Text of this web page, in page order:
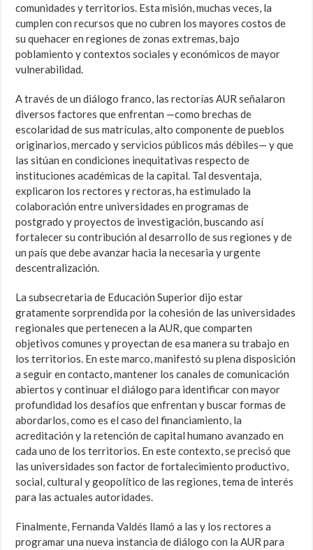
comunidades y territorios. Esta misión, muchas veces, la
cumplen con recursos que no cubren los mayores costos de
su quehacer en regiones de zonas extremas, bajo
poblamiento y contextos sociales y económicos de mayor
vulnerabilidad.
A través de un diálogo franco, las rectorías AUR señalaron
diversos factores que enfrentan —como brechas de
escolaridad de sus matrículas, alto componente de pueblos
originarios, mercado y servicios públicos más débiles— y que
las sitúan en condiciones inequitativas respecto de
instituciones académicas de la capital. Tal desventaja,
explicaron los rectores y rectoras, ha estimulado la
colaboración entre universidades en programas de
postgrado y proyectos de investigación, buscando así
fortalecer su contribución al desarrollo de sus regiones y de
un país que debe avanzar hacia la necesaria y urgente
descentralización.
La subsecretaria de Educación Superior dijo estar
gratamente sorprendida por la cohesión de las universidades
regionales que pertenecen a la AUR, que comparten
objetivos comunes y proyectan de esa manera su trabajo en
los territorios. En este marco, manifestó su plena disposición
a seguir en contacto, mantener los canales de comunicación
abiertos y continuar el diálogo para identificar con mayor
profundidad los desafíos que enfrentan y buscar formas de
abordarlos, como es el caso del financiamiento, la
acreditación y la retención de capital humano avanzado en
cada uno de los territorios. En este contexto, se precisó que
las universidades son factor de fortalecimiento productivo,
social, cultural y geopolítico de las regiones, tema de interés
para las actuales autoridades.
Finalmente, Fernanda Valdés llamó a las y los rectores a
programar una nueva instancia de diálogo con la AUR para